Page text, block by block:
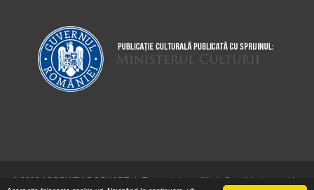
© 2026 ASOCIAŢIA DOCUART | Termeni şi condiţii |
Cum folosim cookie-